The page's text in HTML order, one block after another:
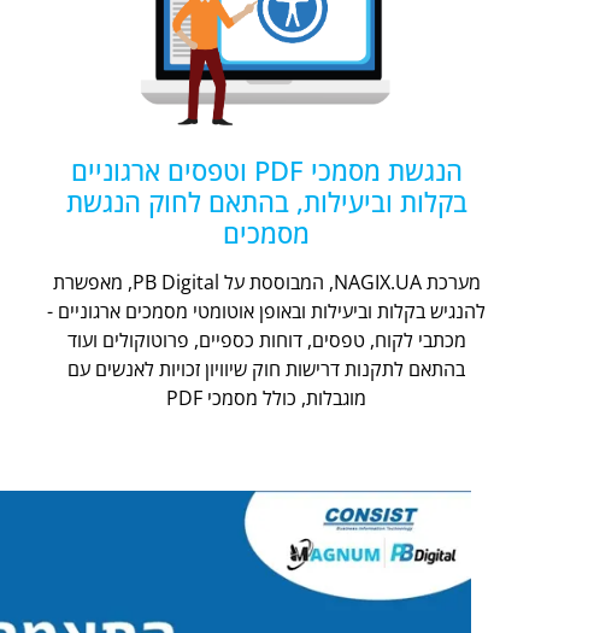
הנגשת מסמכי PDF וטפסים ארגוניים
בקלות וביעילות, בהתאם לחוק הנגשת
מסמכים
מערכת NAGIX.UA, המבוססת על PB Digital, מאפשרת
להנגיש בקלות וביעילות ובאופן אוטומטי מסמכים ארגוניים -
מכתבי לקוח, טפסים, דוחות כספיים, פרוטוקולים ועוד
בהתאם לתקנות דרישות חוק שיוויון זכויות לאנשים עם
מוגבלות, כולל מסמכי PDF